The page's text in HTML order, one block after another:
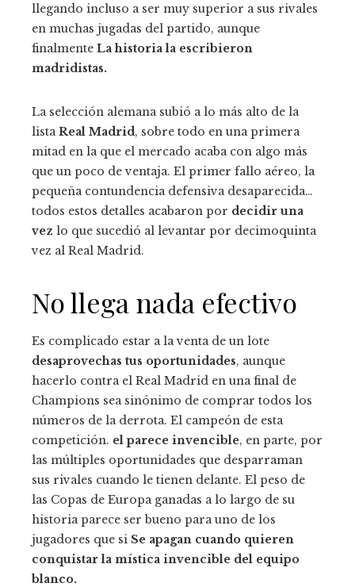
llegando incluso a ser muy superior a sus rivales
en muchas jugadas del partido, aunque
finalmente La historia la escribieron
madridistas.
La selección alemana subió a lo más alto de la
listaReal Madrid, sobre todo en una primera
mitad en la que el mercado acaba con algo más
que un poco de ventaja. El primer fallo aéreo, la
pequeña contundencia defensiva desaparecida…
todos estos detalles acabaron por decidir una
vez lo que sucedió al levantar por decimoquinta
vez al Real Madrid.
No llega nada efectivo
Es complicado estar a la venta de un lote
desaprovechas tus oportunidades, aunque
hacerlo contra el Real Madrid en una final de
Champions sea sinónimo de comprar todos los
números de la derrota. El campeón de esta
competición. el parece invencible, en parte, por
las múltiples oportunidades que desparraman
sus rivales cuando le tienen delante. El peso de
las Copas de Europa ganadas a lo largo de su
historia parece ser bueno para uno de los
jugadores que si Se apagan cuando quieren
conquistar la mística invencible del equipo
blanco.